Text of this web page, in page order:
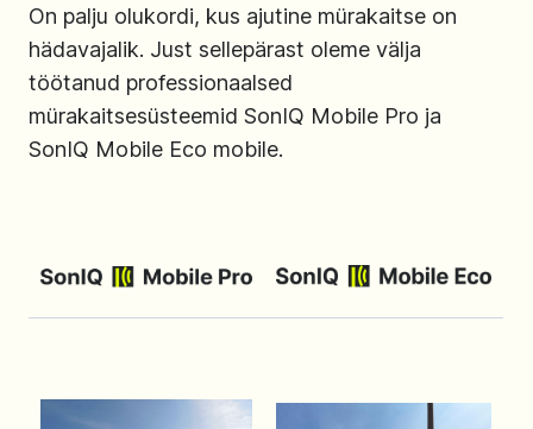
On palju olukordi, kus ajutine mürakaitse on
hädavajalik. Just sellepärast oleme välja
töötanud professionaalsed
mürakaitsesüsteemid SonIQ Mobile Pro ja
SonIQ Mobile Eco mobile.